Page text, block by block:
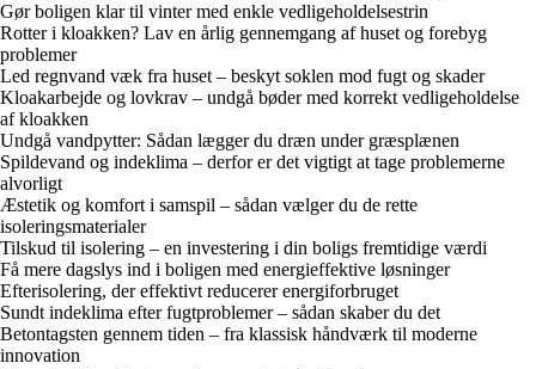
Gør boligen klar til vinter med enkle vedligeholdelsestrin
Rotter i kloakken? Lav en årlig gennemgang af huset og forebyg
problemer
Led regnvand væk fra huset – beskyt soklen mod fugt og skader
Kloakarbejde og lovkrav – undgå bøder med korrekt vedligeholdelse
af kloakken
Undgå vandpytter: Sådan lægger du dræn under græsplænen
Spildevand og indeklima – derfor er det vigtigt at tage problemerne
alvorligt
Æstetik og komfort i samspil – sådan vælger du de rette
isoleringsmaterialer
Tilskud til isolering – en investering i din boligs fremtidige værdi
Få mere dagslys ind i boligen med energieffektive løsninger
Efterisolering, der effektivt reducerer energiforbruget
Sundt indeklima efter fugtproblemer – sådan skaber du det
Betontagsten gennem tiden – fra klassisk håndværk til moderne
innovation